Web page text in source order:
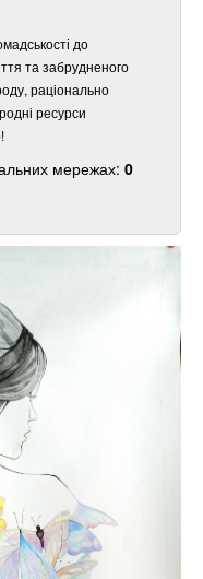
до
та забрудненого
раціонально
ресурси
мережах: 0